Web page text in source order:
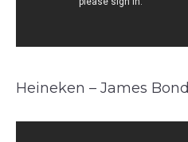
Heineken – James Bond